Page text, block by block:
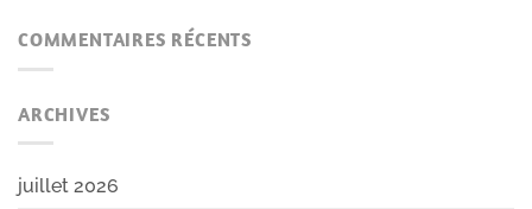
COMMENTAIRES RÉCENTS
ARCHIVES
juillet 2026